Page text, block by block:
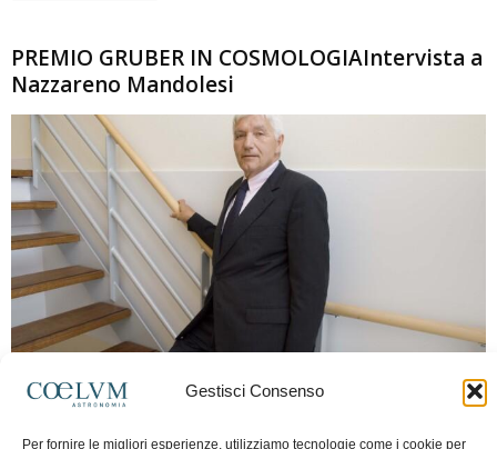
Gestisci Consenso
Per fornire le migliori esperienze, utilizziamo tecnologie come i cookie per
PREMIO GRUBER IN COSMOLOGIAIntervista a
Nazzareno Mandolesi
Frida Paolella - 16 Giugno 2026 0
spaziale europea e della missione Planck. Il dialogo ripercorre i principali